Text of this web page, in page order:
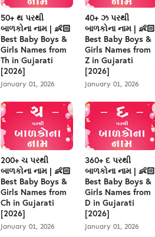
50+ થ પરથી
બાળકોના નામ | 👶🏻
Best Baby Boys &
Girls Names from
Th in Gujarati
[2026]
January 01, 2026
40+ ઝ પરથી
બાળકોના નામ | 👶🏻
Best Baby Boys &
Girls Names from
Z in Gujarati
[2026]
January 01, 2026
200+ ચ પરથી
બાળકોના નામ | 👶🏻
Best Baby Boys &
Girls Names from
Ch in Gujarati
[2026]
January 01, 2026
360+ દ પરથી
બાળકોના નામ | 👶🏻
Best Baby Boys &
Girls Names from
D in Gujarati
[2026]
January 01, 2026